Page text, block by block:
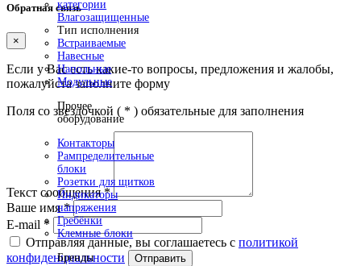
Влагозащищенные
Тип исполнения
Встраиваемые
Навесные
Напольные
Модульные
Прочее
оборудование
Контакторы
Рампределительные
блоки
Розетки для щитков
Индикаторы
напряжения
Гребёнки
Клемные блоки
Бренды
Обратная связь
×
Если у Вас есть какие-то вопросы, предложения и жалобы,
пожалуйста заполните форму
Поля со звездочкой ( * ) обязательные для заполнения
Текст сообщения*
Ваше имя*
E-mail *
Отправляя данные, вы соглашаетесь с политикой
конфиденциальности
Отправить